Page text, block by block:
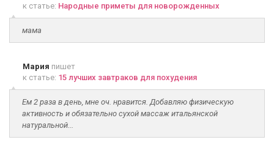
к статье: Народные приметы для новорожденных
мама
Мария пишет
к статье: 15 лучших завтраков для похудения
Ем 2 раза в день, мне оч. нравится. Добавляю физическую
активность и обязательно сухой массаж итальянской
натуральной...